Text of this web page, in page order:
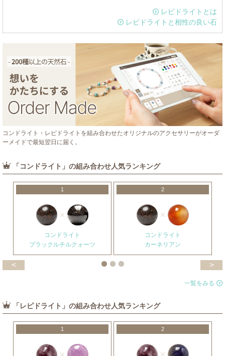
レピドライトとは
レピドライトと相性の良い石
コンドライト・レピドライトを組み合わせたオリジナルのアクセサリーがオーダ
ーメイドで最短翌日に届く。
「コンドライト」の組み合わせ人気ランキング
1
コンドライト
ブラックルチルクォーツ
2
コンドライト
カーネリアン
< >
一覧をみる
「レピドライト」の組み合わせ人気ランキング
1 2